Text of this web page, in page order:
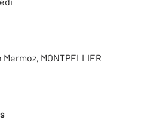
MONTPELLIER